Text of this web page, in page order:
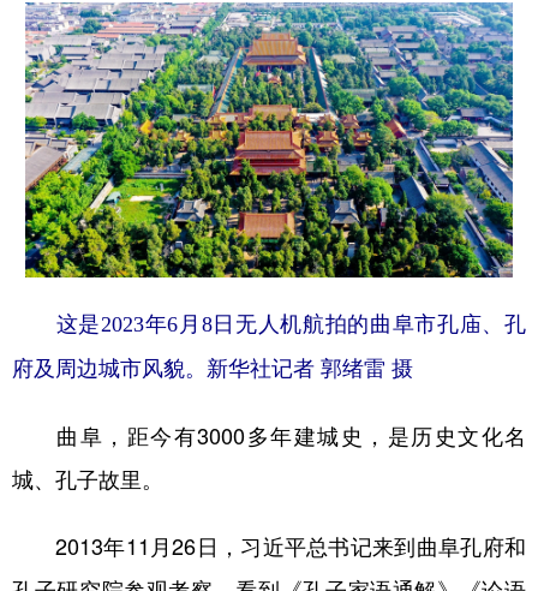
这是2023年6月8日无人机航拍的曲阜市孔庙、孔
府及周边城市风貌。新华社记者 郭绪雷 摄
曲阜，距今有3000多年建城史，是历史文化名
城、孔子故里。
2013年11月26日，习近平总书记来到曲阜孔府和